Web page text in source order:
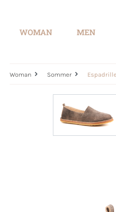
WOMAN MEN
Woman Sommer